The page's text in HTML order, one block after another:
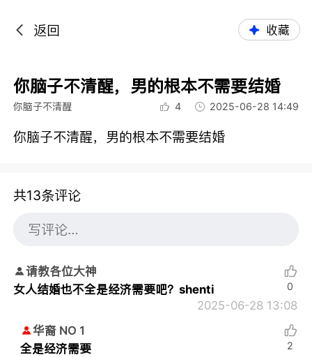
返回 收藏
你脑子不清醒，男的根本不需要结婚
你脑子不清醒 4 2025-06-28 14:49
你脑子不清醒，男的根本不需要结婚
共13条评论
请教各位大神
女人结婚也不全是经济需要吧？shenti
2025-06-28 13:08
0
华裔 NO 1
全是经济需要
2